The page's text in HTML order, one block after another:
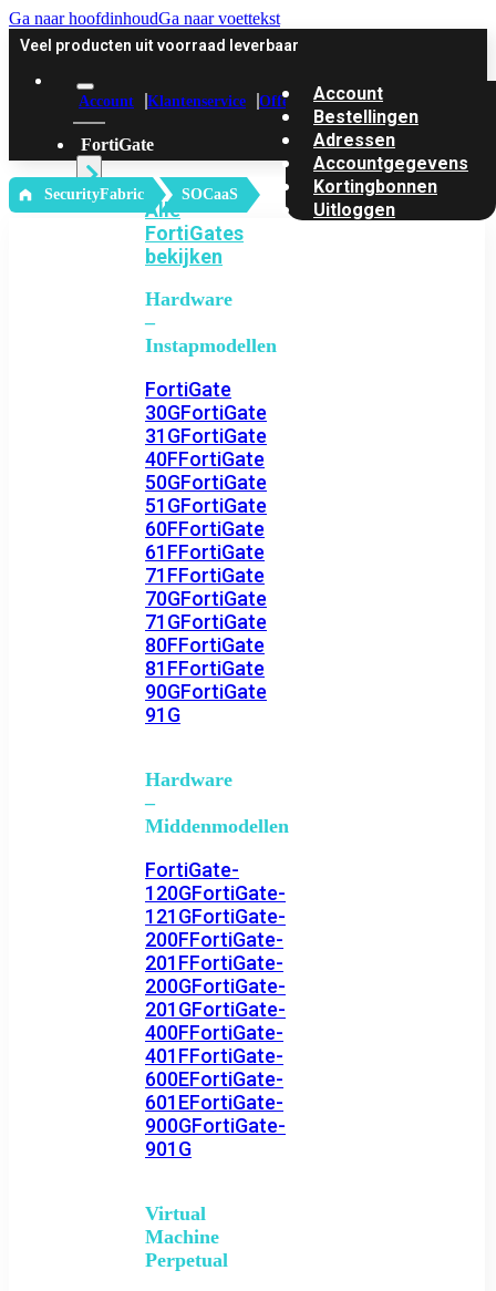
Ga naar hoofdinhoudGa naar voettekst
Veel producten uit voorraad leverbaar
Account Klantenservice Offerte
FortiGate
Alle
FortiGates
bekijken
Hardware
–
Instapmodellen
FortiGate
30GFortiGate
31GFortiGate
40FFortiGate
50GFortiGate
51GFortiGate
60FFortiGate
61FFortiGate
71FFortiGate
70GFortiGate
71GFortiGate
80FFortiGate
81FFortiGate
90GFortiGate
91G
Hardware
–
Middenmodellen
FortiGate-
120GFortiGate-
121GFortiGate-
200FFortiGate-
201FFortiGate-
200GFortiGate-
201GFortiGate-
400FFortiGate-
401FFortiGate-
600EFortiGate-
601EFortiGate-
900GFortiGate-
901G
Virtual
Machine
Perpetual
Account
Bestellingen
Adressen
Accountgegevens
Kortingbonnen
Uitloggen
‎ SecurityFabric SOCaaS